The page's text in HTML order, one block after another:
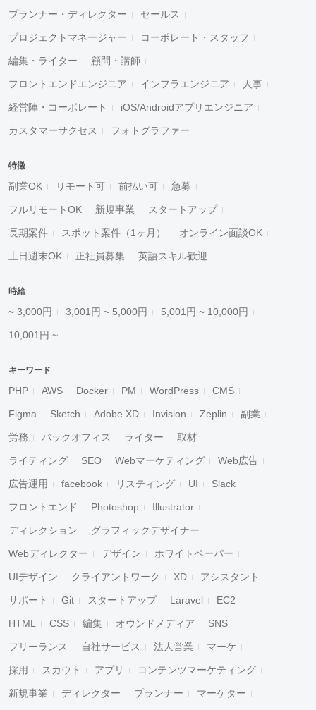
プランナー・ディレクター セールス
プロジェクトマネージャー コーポレート・スタッフ
編集・ライター 顧問・講師
フロントエンドエンジニア インフラエンジニア 人事
経営陣・コーポレート iOS/Androidアプリエンジニア
カスタマーサクセス フォトグラファー
特徴
副業OK リモート可 前払い可 急募
フルリモートOK 新規事業 スタートアップ
長期案件 スポット案件（1ヶ月） オンライン面談OK
土日週末OK 正社員募集 英語スキル歓迎
時給
~ 3,000円 3,001円 ~ 5,000円 5,001円 ~ 10,000円
10,001円 ~
キーワード
PHP AWS Docker PM WordPress CMS
Figma Sketch Adobe XD Invision Zeplin 副業
労務 バックオフィス ライター 取材
ライティング SEO Webマーケティング Web広告
広告運用 facebook リスティング UI Slack
フロントエンド Photoshop Illustrator
ディレクション グラフィックデザイナー
Webディレクター デザイン ホワイトペーパー
UIデザイン クライアントワーク XD アシスタント
サポート Git スタートアップ Laravel EC2
HTML CSS 編集 オウンドメディア SNS
フリーランス 自社サービス 法人営業 マーケ
採用 スカウト アプリ コンテンツマーケティング
新規事業 ディレクター プランナー マーケター